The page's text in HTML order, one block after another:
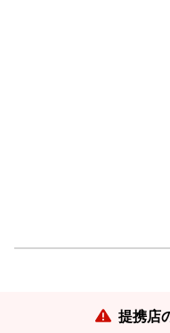
提携店